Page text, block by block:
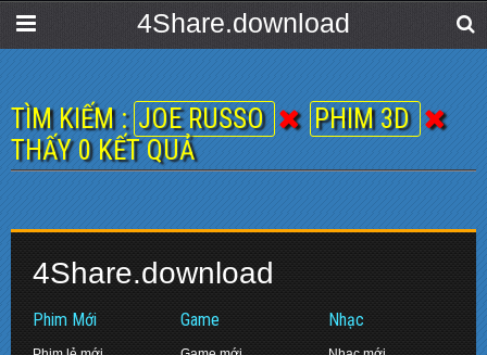
4Share.download
TÌM KIẾM : JOE RUSSO
PHIM 3D
THẤY 0 KẾT QUẢ
4Share.download
Phim Mới Game Nhạc